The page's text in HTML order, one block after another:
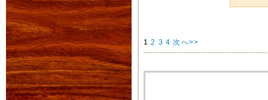
1 2 3 4 次へ>>